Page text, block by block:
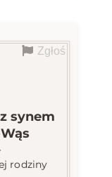
synem
rodziny
Zgłoś